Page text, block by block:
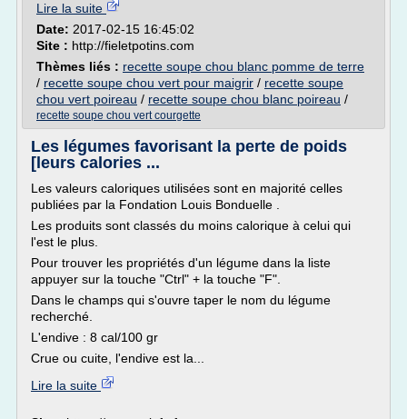
Lire la suite
Date: 2017-02-15 16:45:02
Site : http://fieletpotins.com
Thèmes liés : recette soupe chou blanc pomme de terre
/ recette soupe chou vert pour maigrir / recette soupe
chou vert poireau / recette soupe chou blanc poireau /
recette soupe chou vert courgette
Les légumes favorisant la perte de poids
[leurs calories ...
Les valeurs caloriques utilisées sont en majorité celles
publiées par la Fondation Louis Bonduelle .
Les produits sont classés du moins calorique à celui qui
l'est le plus.
Pour trouver les propriétés d'un légume dans la liste
appuyer sur la touche "Ctrl" + la touche "F".
Dans le champs qui s'ouvre taper le nom du légume
recherché.
L'endive : 8 cal/100 gr
Crue ou cuite, l'endive est la...
Lire la suite